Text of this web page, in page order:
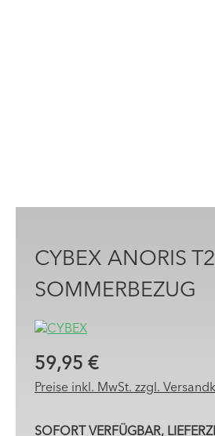
CYBEX ANORIS T2
SOMMERBEZUG
59,95 €
Preise inkl. MwSt. zzgl.
SOFORT VERFÜGBAR,